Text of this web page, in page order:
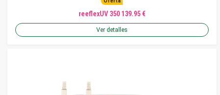
reeflexUV 350 139.95 €
Ver detalles